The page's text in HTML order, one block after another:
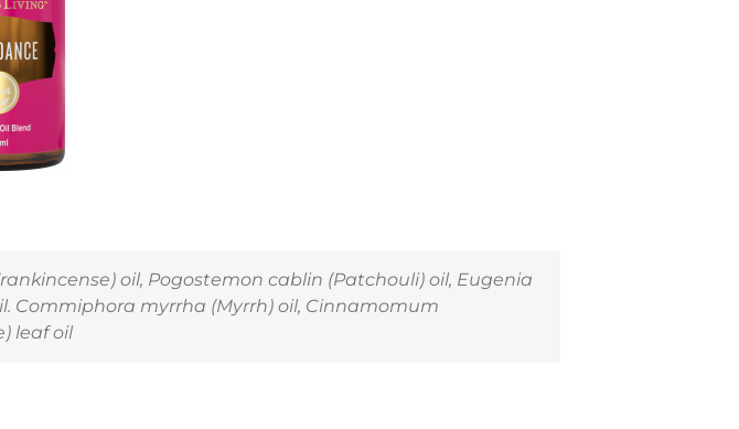
oil, Pogostemon cablin (Patchouli) oil, Eugenia
Commiphora myrrha (Myrrh) oil, Cinnamomum
leaf oil